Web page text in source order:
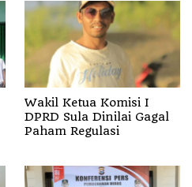
Wakil Ketua Komisi I
DPRD Sula Dinilai Gagal
Paham Regulasi